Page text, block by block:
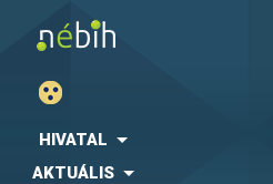
HIVATAL
AKTUÁLIS